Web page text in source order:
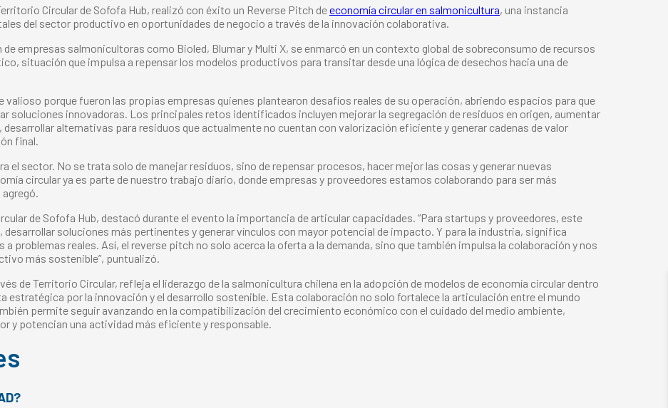
Circular de Sofofa Hub, realizó con éxito un Reverse Pitch deeconomía circular en salmonicultura, una instancia
del sector productivo en oportunidades de negocio a través de la innovación colaborativa.
empresas salmonicultoras como Bioled, Blumar y Multi X, se enmarcó en un contexto global de sobreconsumo de recursos
situación que impulsa a repensar los modelos productivos para transitar desde una lógica de desechos hacia una de
porque fueron las propias empresas quienes plantearon desafíos reales de su operación, abriendo espacios para que
soluciones innovadoras. Los principales retos identificados incluyen mejorar la segregación de residuos en origen, aumentar
desarrollar alternativas para residuos que actualmente no cuentan con valorización eficiente y generar cadenas de valor
final.
el sector. No se trata solo de manejar residuos, sino de repensar procesos, hacer mejor las cosas y generar nuevas
circular ya es parte de nuestro trabajo diario, donde empresas y proveedores estamos colaborando para ser más
de Sofofa Hub, destacó durante el evento la importancia de articular capacidades. “Para startups y proveedores, este
soluciones más pertinentes y generar vínculos con mayor potencial de impacto. Y para la industria, significa
problemas reales. Así, el reverse pitch no solo acerca la oferta a la demanda, sino que también impulsa la colaboración y nos
más sostenible”, puntualizó.
de Territorio Circular, refleja el liderazgo de la salmonicultura chilena en la adopción de modelos de economía circular dentro
estratégica por la innovación y el desarrollo sostenible. Esta colaboración no solo fortalece la articulación entre el mundo
permite seguir avanzando en la compatibilización del crecimiento económico con el cuidado del medio ambiente,
y potencian una actividad más eficiente y responsable.